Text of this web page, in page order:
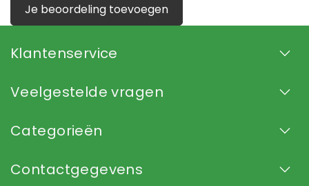
Je beoordeling toevoegen
Klantenservice
Veelgestelde vragen
Categorieën
Contactgegevens